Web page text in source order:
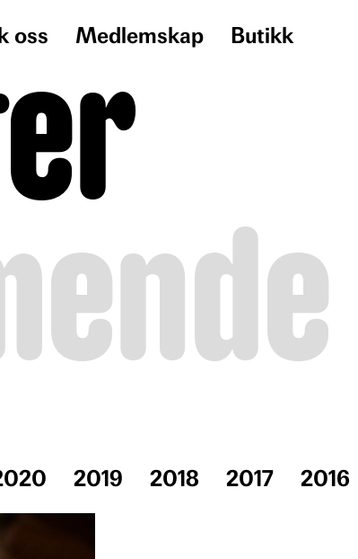
oss Medlemskap Butikk
2019 2018 2017 2016